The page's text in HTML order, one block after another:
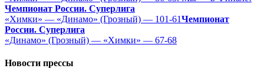
Чемпионат России. Суперлига
«Химки» — «Динамо» (Грозный) — 101-61Чемпионат
России. Суперлига
«Динамо» (Грозный) — «Химки» — 67-68
Новости прессы